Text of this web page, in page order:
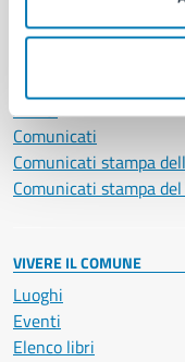
Avvisi
Comunicati
Comunicati stampa
Comunicati stampa
VIVERE IL COMUNE
Luoghi
Eventi
Elenco libri